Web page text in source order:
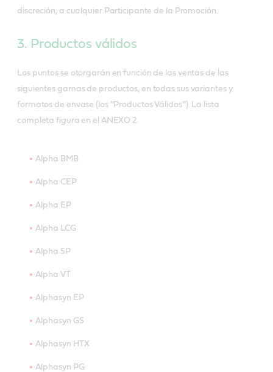
discreción, a cualquier Participante de la Promoción.
3. Productos válidos
Los puntos se otorgarán en función de las ventas de las
siguientes gamas de productos, en todas sus variantes y
formatos de envase (los “Productos Válidos”). La lista
completa figura en el ANEXO 2.
Alpha BMB
Alpha CEP
Alpha EP
Alpha LCG
Alpha SP
Alpha VT
Alphasyn EP
Alphasyn GS
Alphasyn HTX
Alphasyn PG